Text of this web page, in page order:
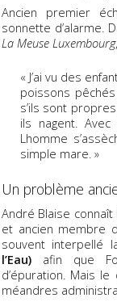
Ancien premier
sonnette d’alarme.
La Meuse Luxembourg
« J’ai vu des
poissons
s’ils sont
ils nagent.
Lhomme
simple mare. »
Un problème
André Blaise
et ancien membre
souvent interpellé
l’Eau) afin que
d’épuration. Mais
méandres